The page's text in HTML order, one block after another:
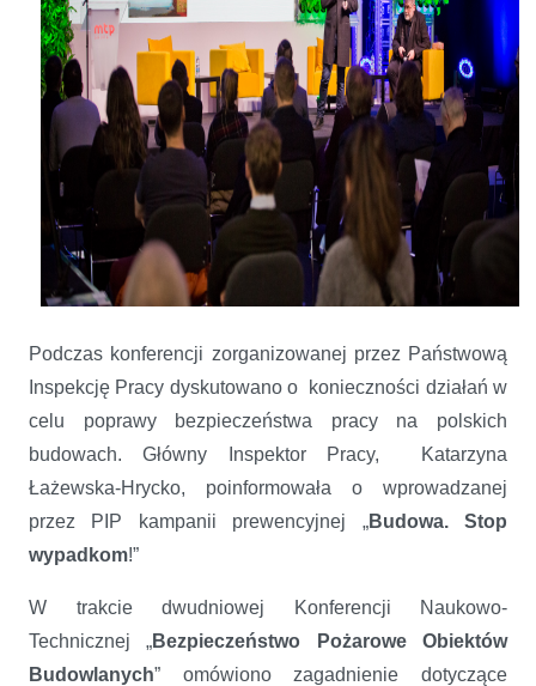
Podczas konferencji zorganizowanej przez Państwową
Inspekcję Pracy dyskutowano o konieczności działań w
celu poprawy bezpieczeństwa pracy na polskich
budowach. Główny Inspektor Pracy, Katarzyna
Łażewska-Hrycko, poinformowała o wprowadzanej
przez PIP kampanii prewencyjnej „Budowa. Stop
wypadkom!”
W trakcie dwudniowej Konferencji Naukowo-
Technicznej „Bezpieczeństwo Pożarowe Obiektów
Budowlanych” omówiono zagadnienie dotyczące